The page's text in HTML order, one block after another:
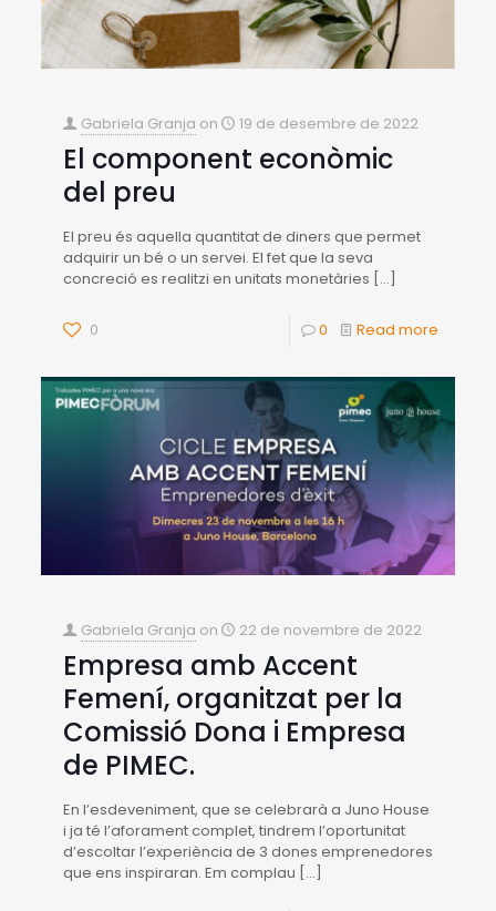
Gabriela Granja on 19 de desembre de 2022
El component econòmic
del preu
El preu és aquella quantitat de diners que permet
adquirir un bé o un servei. El fet que la seva
concreció es realitzi en unitats monetàries […]
0 0 Read more
Gabriela Granja on 22 de novembre de 2022
Empresa amb Accent
Femení, organitzat per la
Comissió Dona i Empresa
de PIMEC.
En l’esdeveniment, que se celebrarà a Juno House
i ja té l’aforament complet, tindrem l’oportunitat
d’escoltar l’experiència de 3 dones emprenedores
que ens inspiraran. Em complau […]